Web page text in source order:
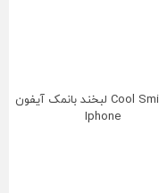
قاب Cool Smile لبخند بانمک آیفون
Iphone